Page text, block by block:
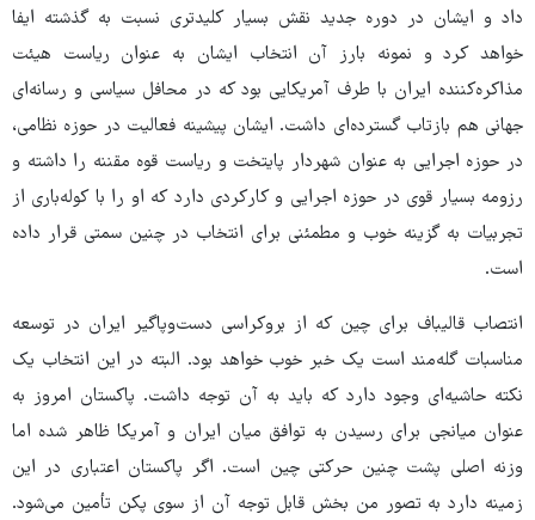
داد و ایشان در دوره جدید نقش بسیار کلیدتری نسبت به گذشته ایفا
خواهد کرد و نمونه بارز آن انتخاب ایشان به عنوان ریاست هیئت
مذاکره‌کننده ایران با طرف آمریکایی بود که در محافل سیاسی و رسانه‌ای
جهانی هم بازتاب گسترده‌ای داشت. ایشان پیشینه فعالیت در حوزه نظامی،
در حوزه اجرایی به عنوان شهردار پایتخت و ریاست قوه مقننه را داشته و
رزومه بسیار قوی در حوزه اجرایی و کارکردی دارد که او را با کوله‌باری از
تجربیات به گزینه خوب و مطمئنی برای انتخاب در چنین سمتی قرار داده
است.
انتصاب قالیباف برای چین که از بروکراسی دست‌وپاگیر ایران در توسعه
مناسبات گله‌مند است یک خبر خوب خواهد بود. البته در این انتخاب یک
نکته حاشیه‌ای وجود دارد که باید به آن توجه داشت. پاکستان امروز به
عنوان میانجی برای رسیدن به توافق میان ایران و آمریکا ظاهر شده اما
وزنه اصلی پشت چنین حرکتی چین است. اگر پاکستان اعتباری در این
زمینه دارد به تصور من بخش قابل توجه آن از سوی پکن تأمین می‌شود.